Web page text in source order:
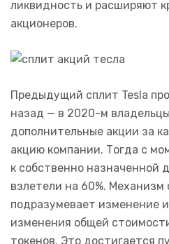
ликвидность и расширяют
акционеров.
Предыдущий сплит Tesla
назад — в 2020-м
дополнительные акции за
акцию компании. Тогда с
к собственно назначенной
взлетели на 60%. Механизм
подразумевает изменение
изменения общей
токенов. Это достигается